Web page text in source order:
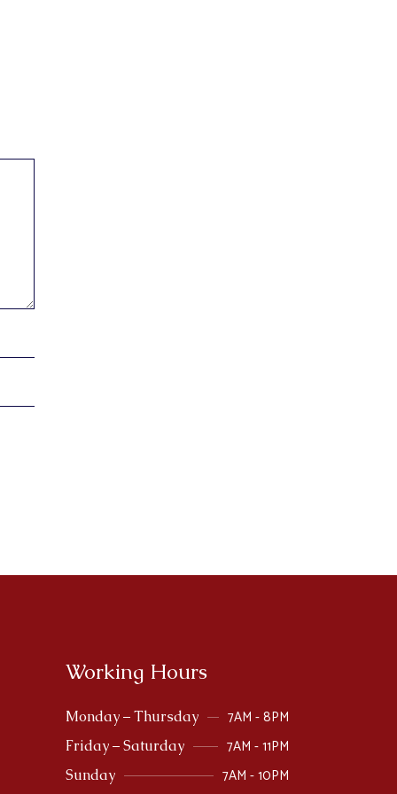
Working Hours
Monday – Thursday 7AM - 8PM
Friday – Saturday 7AM - 11PM
Sunday 7AM - 10PM